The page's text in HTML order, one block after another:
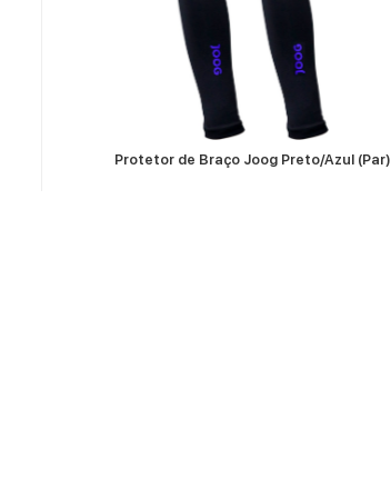
VER MÁS
Protetor de Braço Joog Preto/Azul (Par)